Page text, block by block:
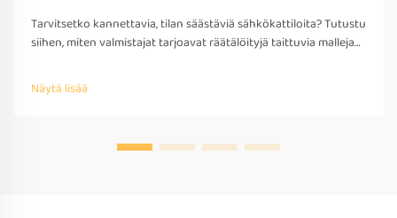
Tarvitsetko kannettavia, tilan säästäviä sähkökattiloita? Tutustu
siihen, miten valmistajat tarjoavat räätälöityjä taittuvia malleja
kansainvälinen yhteensopivuus. Pyydä tarjous jo tänään.
Näytä lisää